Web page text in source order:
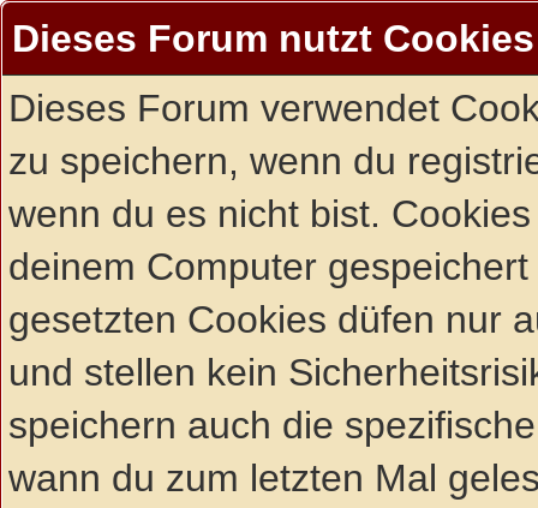
Dieses Forum nutzt Cookies
Dieses Forum verwendet
zu speichern, wenn du
wenn du es nicht bist.
deinem Computer
gesetzten Cookies düfen nur
und stellen kein
speichern auch die
wann du zum letzten Mal